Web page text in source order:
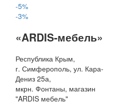
-5%
-3%
«ARDIS-мебель»
Республика Крым,
г. Симферополь, ул. Кара-
Дениз 25а,
мкрн. Фонтаны, магазин
"ARDIS мебель"